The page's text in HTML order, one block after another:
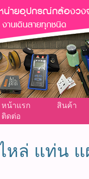
หน้าแรก
สินค้า
ติดต่อ
หล่ แท่น